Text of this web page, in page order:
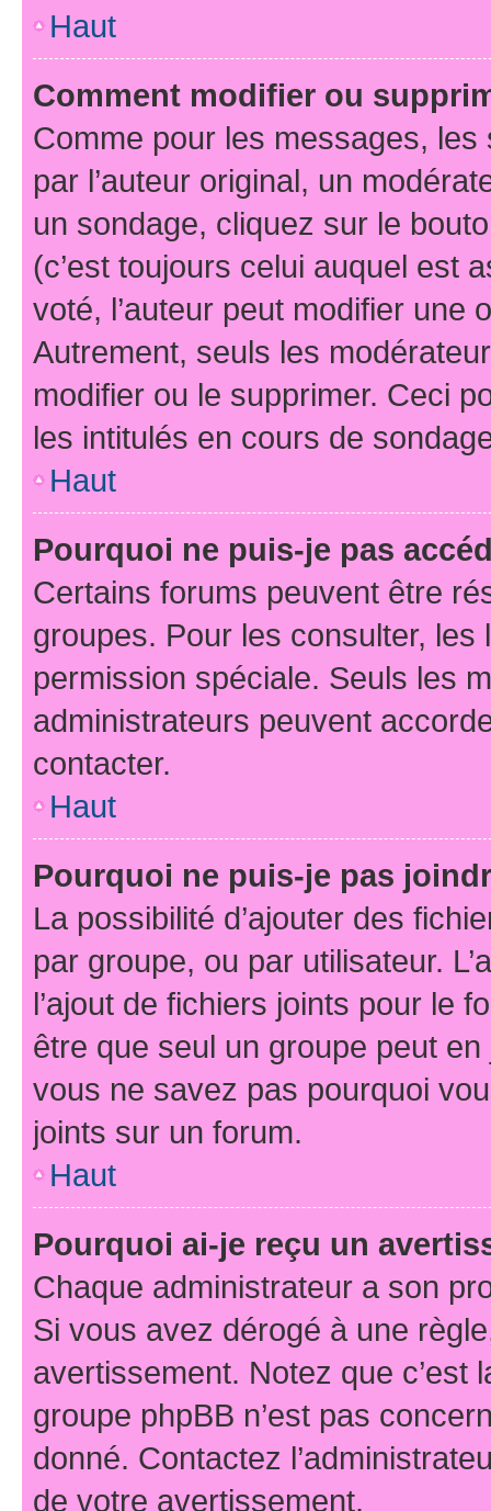
Haut
Comment modifier ou
Comme pour les messages,
par l’auteur original, un
un sondage, cliquez sur le
(c’est toujours celui auquel est
voté, l’auteur peut modifier une
Autrement, seuls les
modifier ou le supprimer. Ceci
les intitulés en cours de
Haut
Pourquoi ne puis-je pas
Certains forums peuvent être
groupes. Pour les consulter,
permission spéciale. Seuls les
administrateurs peuvent
contacter.
Haut
Pourquoi ne puis-je pas
La possibilité d’ajouter des
par groupe, ou par utilisateur.
l’ajout de fichiers joints pour le
être que seul un groupe peut
vous ne savez pas pourquoi
joints sur un forum.
Haut
Pourquoi ai-je reçu un
Chaque administrateur a son
Si vous avez dérogé à une
avertissement. Notez que c’est
groupe phpBB n’est pas
donné. Contactez
de votre avertissement.